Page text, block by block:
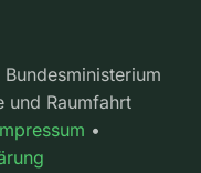
und Raumfahrt
•